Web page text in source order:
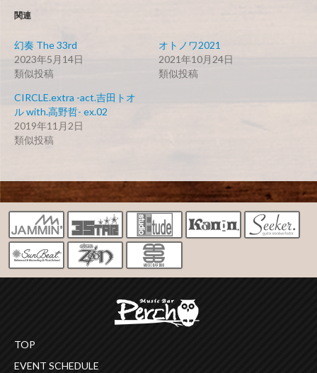
関連
幻奏 The 33rd
2023年5月14日
類似投稿
オトノワ2021
2021年10月24日
類似投稿
CIRCLE.extra -act.吉田トオ
ル with.高野哲- ex.02
2019年11月2日
類似投稿
TOP
EVENT SCHEDULE